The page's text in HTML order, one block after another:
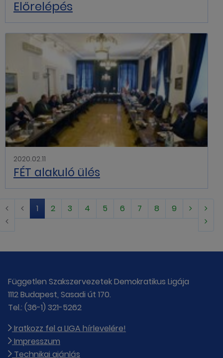
Előrelépés
2020.02.11
FÉT alakuló ülés
1 2 3 4 5 6 7 8 9
Független Szakszervezetek Demokratikus Ligája
1112 Budapest, Sasadi út 170.
Tel.: (36-1) 321-5262
Iratkozz fel a LIGA hírlevelére!
Impresszum
Technikai ajánlás